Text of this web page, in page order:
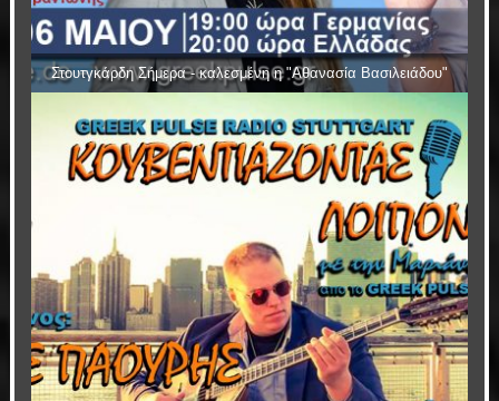
Στουτγκάρδη Σήμερα - καλεσμένη η "Αθανασία Βασιλειάδου"